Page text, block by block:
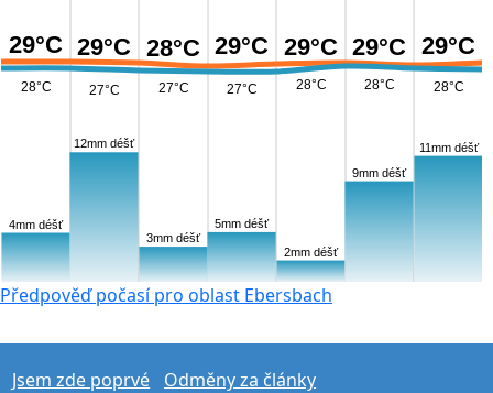
29°C
28°C
4mm déšť
29°C
27°C
12mm déšť
28°C
27°C
3mm déšť
29°C
27°C
5mm déšť
29°C
28°C
2mm déšť
29°C
28°C
9mm déšť
29°C
28°C
11mm déšť
Předpověď počasí pro oblast Ebersbach
Jsem zde poprvé
Odměny za články